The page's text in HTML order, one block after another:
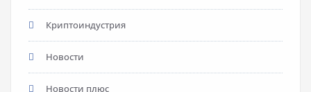
Криптоиндустрия
Новости
Новости плюс